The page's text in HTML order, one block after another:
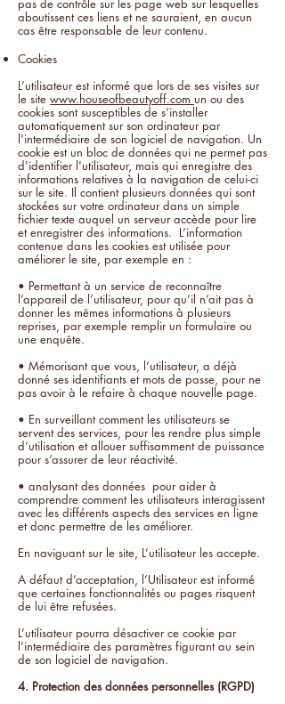
pas de contrôle sur les page web sur lesquelles
aboutissent ces liens et ne sauraient, en aucun
cas être responsable de leur contenu.
Cookies
L’utilisateur est informé que lors de ses visites sur
le site www.houseofbeautyoff.com un ou des
cookies sont susceptibles de s’installer
automatiquement sur son ordinateur par
l'intermédiaire de son logiciel de navigation. Un
cookie est un bloc de données qui ne permet pas
d'identifier l'utilisateur, mais qui enregistre des
informations relatives à la navigation de celui-ci
sur le site. Il contient plusieurs données qui sont
stockées sur votre ordinateur dans un simple
fichier texte auquel un serveur accède pour lire
et enregistrer des informations. L’information
contenue dans les cookies est utilisée pour
améliorer le site, par exemple en :
• Permettant à un service de reconnaître
l’appareil de l’utilisateur, pour qu’il n’ait pas à
donner les mêmes informations à plusieurs
reprises, par exemple remplir un formulaire ou
une enquête.
• Mémorisant que vous, l’utilisateur, a déjà
donné ses identifiants et mots de passe, pour ne
pas avoir à le refaire à chaque nouvelle page.
• En surveillant comment les utilisateurs se
servent des services, pour les rendre plus simple
d’utilisation et allouer suffisamment de puissance
pour s’assurer de leur réactivité.
• analysant des données pour aider à
comprendre comment les utilisateurs interagissent
avec les différents aspects des services en ligne
et donc permettre de les améliorer.
En naviguant sur le site, L’utilisateur les accepte.
A défaut d’acceptation, l’Utilisateur est informé
que certaines fonctionnalités ou pages risquent
de lui être refusées.
L’utilisateur pourra désactiver ce cookie par
l’intermédiaire des paramètres figurant au sein
de son logiciel de navigation.
4. Protection des données personnelles (RGPD)